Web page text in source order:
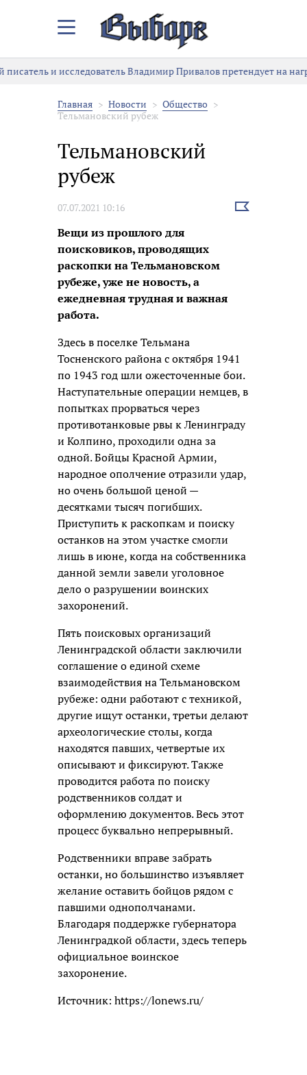
Закрыть/
меню
Владимир Привалов претендует на награду
Главная Новости
Общество
Тельмановский рубеж
Тельмановский
рубеж
07.07.2021 10:16
Выбрать
Вещи из прошлого для
поисковиков, проводящих
раскопки на Тельмановском
рубеже, уже не новость, а
ежедневная трудная и важная
работа.
Здесь в поселке Тельмана
Тосненского района с октября 1941
по 1943 год шли ожесточенные бои.
Наступательные операции немцев, в
попытках прорваться через
противотанковые рвы к Ленинграду
и Колпино, проходили одна за
одной. Бойцы Красной Армии,
народное ополчение отразили удар,
но очень большой ценой —
десятками тысяч погибших.
Приступить к раскопкам и поиску
останков на этом участке смогли
лишь в июне, когда на собственника
данной земли завели уголовное
дело о разрушении воинских
захоронений.
Пять поисковых организаций
Ленинградской области заключили
соглашение о единой схеме
взаимодействия на Тельмановском
рубеже: одни работают с техникой,
другие ищут останки, третьи делают
археологические столы, когда
находятся павших, четвертые их
описывают и фиксируют. Также
проводится работа по поиску
родственников солдат и
оформлению документов. Весь этот
процесс буквально непрерывный.
Родственники вправе забрать
останки, но большинство изъявляет
желание оставить бойцов рядом с
павшими однополчанами.
Благодаря поддержке губернатора
Ленинградкой области, здесь теперь
официальное воинское
захоронение.
Источник: https://lonews.ru/